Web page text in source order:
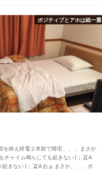
ポジティブとアホは紙一重
を終え終電２本前で帰宅 、、、 まさか
チャイム鳴らしても起きない (；´Д`A
きない (；´Д`A おぉ まさか、、、 ポ